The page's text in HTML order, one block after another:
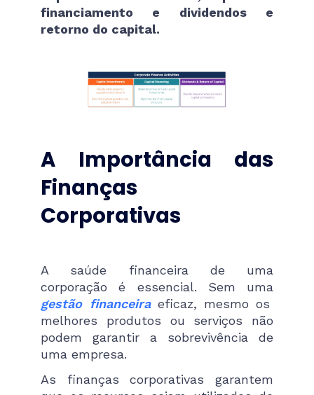
financiamento e dividendos e
retorno do capital.
A Importância das
Finanças
Corporativas
A saúde financeira de uma
corporação é essencial. Sem uma
gestão financeiraeficaz, mesmo os
melhores produtos ou serviços não
podem garantir a sobrevivência de
uma empresa.
As finanças corporativas garantem